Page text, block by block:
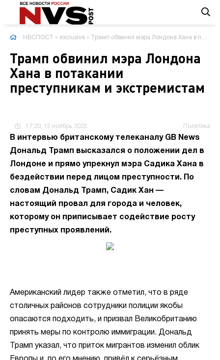
НВСПОСТ » exclusive » Трамп обвинил мэра Лондона Хана в потакании преступникам и экстремистам
Трамп обвинил мэра Лондона
Хана в потакании
преступникам и экстремистам
17:20, 15 ноябрь 2025 Политика
В интервью британскому телеканалу GB News
Дональд Трамп высказался о положении дел в
Лондоне и прямо упрекнул мэра Садика Хана в
бездействии перед лицом преступности. По
словам Дональд Трамп, Садик Хан —
настоящий провал для города и человек,
которому он приписывает содействие росту
преступных проявлений.
Американский лидер также отметил, что в ряде
столичных районов сотрудники полиции якобы
опасаются подходить, и призвал Великобританию
принять меры по контролю иммиграции. Дональд
Трамп указал, что приток мигрантов изменил облик